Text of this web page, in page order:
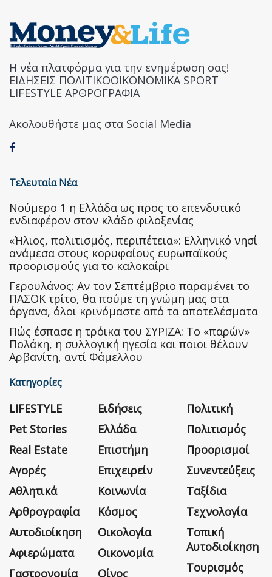
Η νέα πλατφόρμα για την ενημέρωση σας!
ΕΙΔΗΣΕΙΣ ΠΟΛΙΤΙΚΟΟΙΚΟΝΟΜΙΚΑ SPORT
LIFESTYLE ΑΡΘΡΟΓΡΑΦΙΑ
Ακολουθήστε μας στα Social Media
Τελευταία Νέα
Nούμερο 1 η Ελλάδα ως προς το επενδυτικό
ενδιαφέρον στον κλάδο φιλοξενίας
«Ήλιος, πολιτισμός, περιπέτεια»: Ελληνικό νησί
ανάμεσα στους κορυφαίους ευρωπαϊκούς
προορισμούς για το καλοκαίρι
Γερουλάνος: Αν τον Σεπτέμβριο παραμένει το
ΠΑΣΟΚ τρίτο, θα πούμε τη γνώμη μας στα
όργανα, όλοι κρινόμαστε από τα αποτελέσματα
Πώς έσπασε η τρόικα του ΣΥΡΙΖΑ: Το «παρών»
Πολάκη, η συλλογική ηγεσία και ποιοι θέλουν
Αρβανίτη, αντί Φάμελλου
Κατηγορίες
LIFESTYLE
Pet Stories
Real Estate
Αγορές
Αθλητικά
Αρθρογραφία
Αυτοδιοίκηση
Αφιερώματα
Γαστρονομία
Ειδήσεις
Ελλάδα
Επιστήμη
Επιχειρείν
Κοινωνία
Κόσμος
Οικολογία
Οικονομία
Οίνος
Πολιτική
Πολιτισμός
Προορισμοί
Συνεντεύξεις
Ταξίδια
Τεχνολογία
Τοπική
Αυτοδιοίκηση
Τουρισμός